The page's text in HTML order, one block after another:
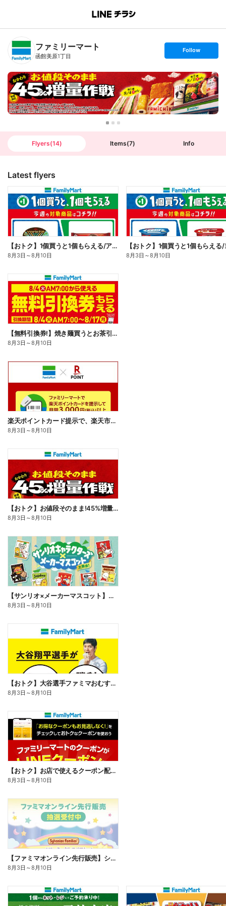
B
n
T
ファミリーマート
函館美原1丁目
s
t
o
l
l
o
w
Follow
Flyers(14) Items(7) Info
Latest flyers
【おトク】1個買うと1個もらえる/アイス
8月3日 ～8月10日 8月3日 ～8月10日
【無料引換券!】焼き麺買うとお茶引換券貰える!
8月3日 ～8月10日
楽天ポイントカード提示で、楽天市場でのお買い物がおトクに!
8月3日 ～8月10日
【おトク】お値段そのまま!45%増量作戦!
8月3日 ～8月10日
【サンリオ×メーカーマスコット】オリジナルグッズ貰える!
8月3日 ～8月10日
【おトク】大谷選手ファミマおむすび割
8月3日 ～8月10日
【おトク】お店で使えるクーポン配信中
8月3日 ～8月10日
【ファミマオンライン先行販売】シルバニアファミリー
8月3日 ～8月10日